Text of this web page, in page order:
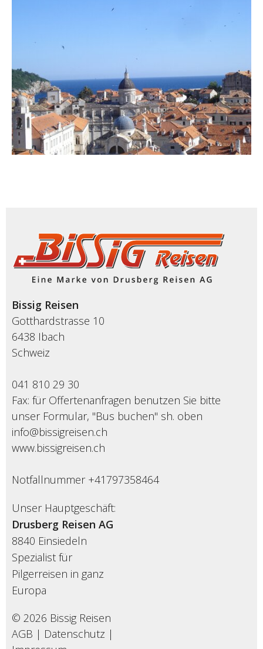
Bissig Reisen
Gotthardstrasse 10
6438 Ibach
Schweiz
041 810 29 30
Fax: für Offertenanfragen benutzen Sie bitte
unser Formular, "Bus buchen" sh. oben
info@bissigreisen.ch
www.bissigreisen.ch
Notfallnummer +41797358464
Unser Hauptgeschäft:
Drusberg Reisen AG
8840 Einsiedeln
Spezialist für
Pilgerreisen in ganz
Europa
© 2026 Bissig Reisen
AGB | Datenschutz |